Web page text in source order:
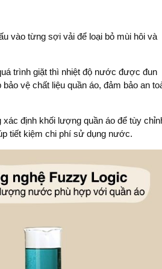
vào từng sợi vải để loại bỏ mùi hôi và
trình giặt thì nhiệt độ nước được đun
vệ chất liệu quần áo, đảm bảo an
định khối lượng quần áo để tùy
tiết kiệm chi phí sử dụng nước.